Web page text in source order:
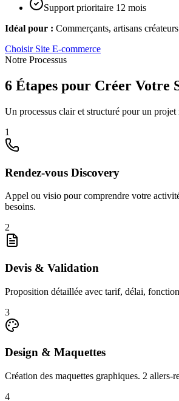
Support prioritaire 12 mois
Idéal pour : Commerçants, artisans créateurs
Choisir Site E-commerce
Notre Processus
6 Étapes pour Créer Votre
Un processus clair et structuré pour un projet
1
Rendez-vous Discovery
Appel ou visio pour comprendre votre
besoins.
2
Devis & Validation
Proposition détaillée avec tarif, délai,
3
Design & Maquettes
Création des maquettes graphiques. 2 allers-
4